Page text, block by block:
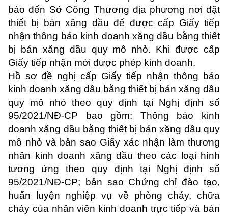
báo đến Sở Công Thương địa phương nơi đặt
thiết bị bán xăng dầu để được cấp Giấy tiếp
nhận thông báo kinh doanh xăng dầu bằng thiết
bị bán xăng dầu quy mô nhỏ. Khi được cấp
Giấy tiếp nhận mới được phép kinh doanh.
Hồ sơ đề nghị cấp Giấy tiếp nhận thông báo
kinh doanh xăng dầu bằng thiết bị bán xăng dầu
quy mô nhỏ theo quy định tại Nghị định số
95/2021/NĐ-CP bao gồm: Thông báo kinh
doanh xăng dầu bằng thiết bị bán xăng dầu quy
mô nhỏ và bản sao Giấy xác nhận làm thương
nhân kinh doanh xăng dầu theo các loại hình
tương ứng theo quy định tại Nghị định số
95/2021/NĐ-CP; bản sao Chứng chỉ đào tạo,
huấn luyện nghiệp vụ về phòng cháy, chữa
cháy của nhân viên kinh doanh trực tiếp và bản